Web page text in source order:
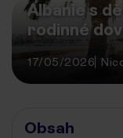
Albánie s
rodinné
17/05/2026
Obsah